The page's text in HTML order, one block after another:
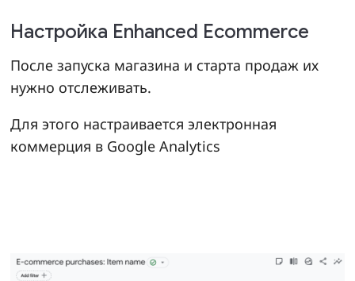
Настройка Enhanced Ecommerce
После запуска магазина и старта продаж их
нужно отслеживать.
Для этого настраивается электронная
коммерция в Google Analytics